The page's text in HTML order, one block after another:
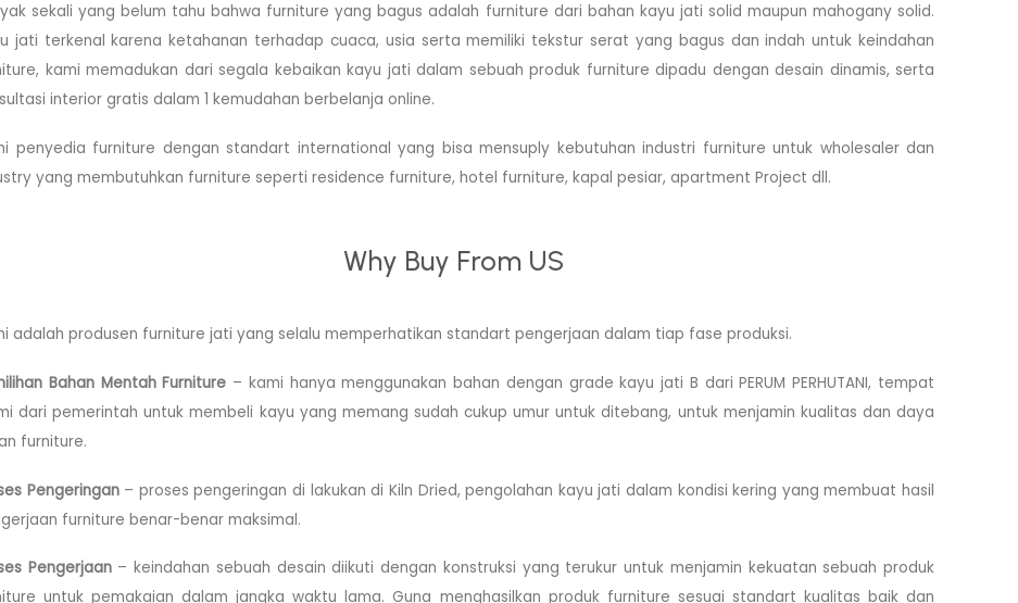
sekali yang belum tahu bahwa furniture yang bagus adalah furniture dari bahan kayu jati solid maupun mahogany solid.
jati terkenal karena ketahanan terhadap cuaca, usia serta memiliki tekstur serat yang bagus dan indah untuk keindahan
kami memadukan dari segala kebaikan kayu jati dalam sebuah produk furniture dipadu dengan desain dinamis, serta
interior gratis dalam 1 kemudahan berbelanja online.
penyedia furniture dengan standart international yang bisa mensuply kebutuhan industri furniture untuk wholesaler dan
yang membutuhkan furniture seperti residence furniture, hotel furniture, kapal pesiar, apartment Project dll.
Why Buy From US
adalah produsen furniture jati yang selalu memperhatikan standart pengerjaan dalam tiap fase produksi.
Bahan Mentah Furniture – kami hanya menggunakan bahan dengan grade kayu jati B dari PERUM PERHUTANI, tempat
dari pemerintah untuk membeli kayu yang memang sudah cukup umur untuk ditebang, untuk menjamin kualitas dan daya
furniture.
Pengeringan– proses pengeringan di lakukan di Kiln Dried, pengolahan kayu jati dalam kondisi kering yang membuat hasil
furniture benar-benar maksimal.
Pengerjaan– keindahan sebuah desain diikuti dengan konstruksi yang terukur untuk menjamin kekuatan sebuah produk
untuk pemakaian dalam jangka waktu lama. Guna menghasilkan produk furniture sesuai standart kualitas baik dan